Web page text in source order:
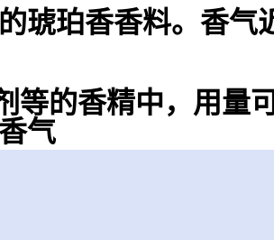
珀香香料。香气
的香精中，用量
气